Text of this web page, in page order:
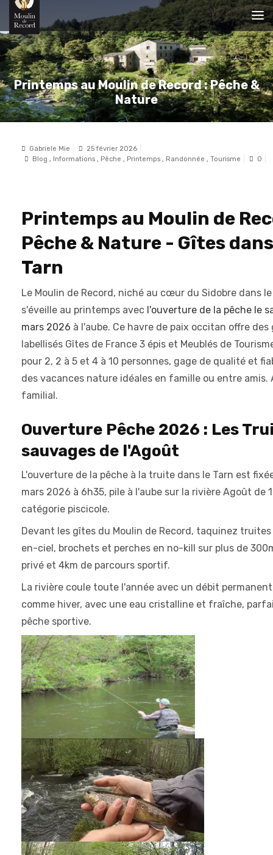
Printemps au Moulin de Record : Pêche &
Nature
Gabriele Mie
25 février 2026
Blog , Informations , Pêche , Printemps , Randonnée , Tourisme 0
Printemps au Moulin de
Pêche & Nature - Gîtes
Tarn
Le Moulin de Record, niché au cœur du Sidobre dans
s'éveille au printemps avec l'ouverture de la pêche le
mars 2026 à l'aube. Ce havre de paix occitan offre des
labellisés Gîtes de France 3 épis et Meublés de
pour 2, 2 à 5 et 4 à 10 personnes, gage de qualité et
des vacances nature idéales en famille ou entre amis.
familial.
Ouverture Pêche 2026 : Les
sauvages de l'Agoût
L'ouverture de la pêche à la truite dans le Tarn est
mars 2026 à 6h35, pile à l'aube sur la rivière Agoût de
catégorie piscicole.
Devant les gîtes du Moulin de Record, taquinez
en-ciel, brochets et perches en no-kill sur plus de
privé et 4km de parcours sportif.
La rivière coule toute l'année avec un débit
comme hiver, avec une eau cristalline et fraîche,
pêche sportive.